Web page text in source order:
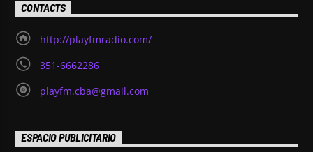
CONTACTS
http://playfmradio.com/
351-6662286
playfm.cba@gmail.com
ESPACIO PUBLICITARIO